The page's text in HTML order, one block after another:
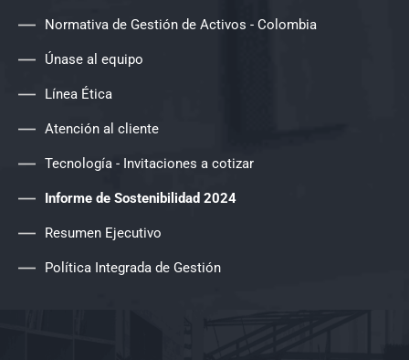
Normativa de Gestión de Activos - Colombia
Únase al equipo
Línea Ética
Atención al cliente
Tecnología - Invitaciones a cotizar
Informe de Sostenibilidad 2024
Resumen Ejecutivo
Política Integrada de Gestión